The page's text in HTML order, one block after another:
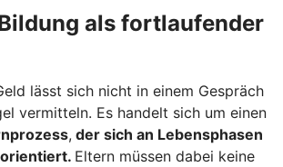
als fortlaufender
lässt sich nicht in einem Gespräch
vermitteln. Es handelt sich um einen
, der sich an Lebensphasen
Eltern müssen dabei keine